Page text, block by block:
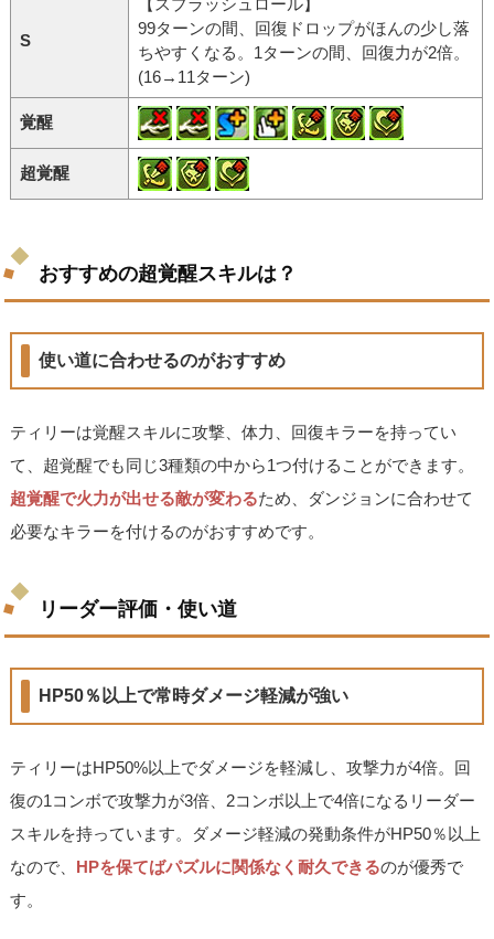
S
【スプラッシュロール】
99ターンの間、回復ドロップがほんの少し落
ちやすくなる。1ターンの間、回復力が2倍。
(16→11ターン)
覚醒
超覚醒
おすすめの超覚醒スキルは？
使い道に合わせるのがおすすめ
ティリーは覚醒スキルに攻撃、体力、回復キラーを持ってい
て、超覚醒でも同じ3種類の中から1つ付けることができます。
超覚醒で火力が出せる敵が変わるため、ダンジョンに合わせて
必要なキラーを付けるのがおすすめです。
リーダー評価・使い道
HP50％以上で常時ダメージ軽減が強い
ティリーはHP50%以上でダメージを軽減し、攻撃力が4倍。回
復の1コンボで攻撃力が3倍、2コンボ以上で4倍になるリーダー
スキルを持っています。ダメージ軽減の発動条件がHP50％以上
なので、 HPを保てばパズルに関係なく耐久できるのが優秀で
す。